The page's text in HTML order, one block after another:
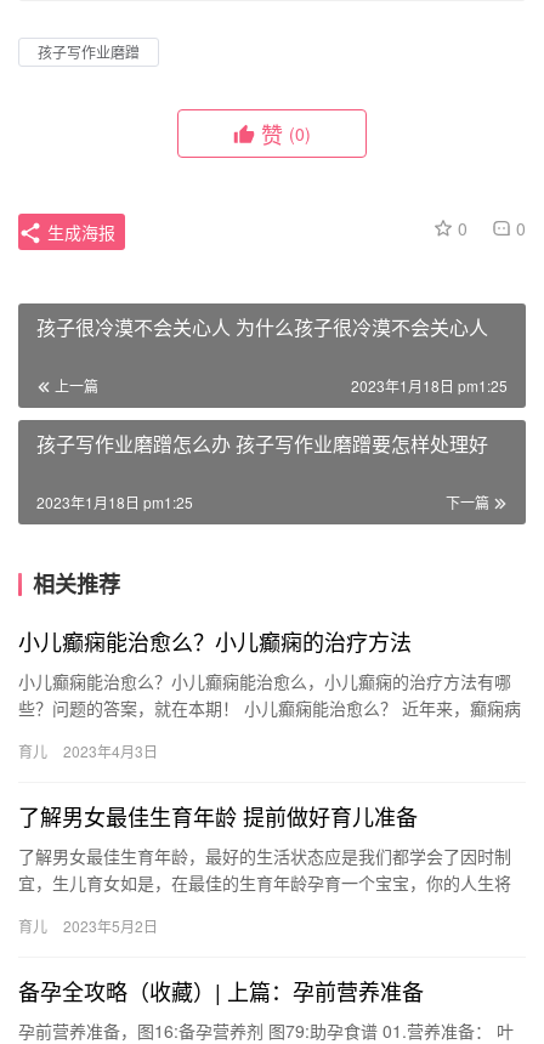
孩子写作业磨蹭
赞 (0)
0 0
生成海报
孩子很冷漠不会关心人 为什么孩子很冷漠不会关心人
上一篇 2023年1月18日 pm1:25
孩子写作业磨蹭怎么办 孩子写作业磨蹭要怎样处理好
下一篇
2023年1月18日 pm1:25
相关推荐
小儿癫痫能治愈么？小儿癫痫的治疗方法
小儿癫痫能治愈么？小儿癫痫能治愈么，小儿癫痫的治疗方法有哪
些？问题的答案，就在本期！ 小儿癫痫能治愈么？ 近年来，癫痫病
能…
育儿 2023年4月3日
了解男女最佳生育年龄 提前做好育儿准备
了解男女最佳生育年龄，最好的生活状态应是我们都学会了因时制
宜，生儿育女如是，在最佳的生育年龄孕育一个宝宝，你的人生将
己…
育儿 2023年5月2日
备孕全攻略（收藏）| 上篇：孕前营养准备
孕前营养准备，图16:备孕营养剂 图79:助孕食谱 01.营养准备： 叶